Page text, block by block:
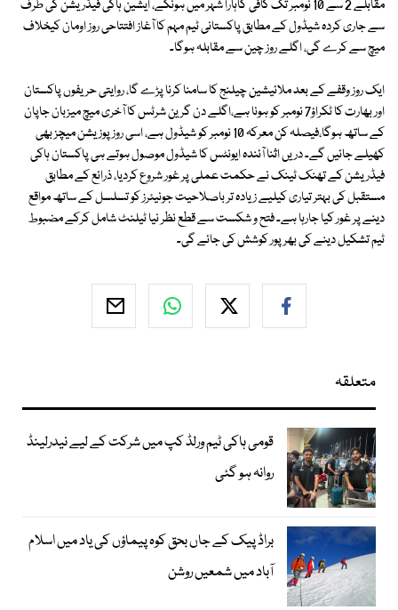
مقابلے 2 سے 10 نومبر تک کافی گاہارا شہر میں ہونگے، ایشین ہاکی فیڈریشن کی طرف
سے جاری کردہ شیڈول کے مطابق پاکستانی ٹیم مہم کا آغاز افتتاحی روز اومان کیخلاف
میچ سے کرے گی، اگلے روز چین سے مقابلہ ہوگا۔
ایک روز وقفے کے بعد ملائیشین چیلنج کا سامنا کرنا پڑے گا، روایتی حریفوں پاکستان
اور بھارت کا ٹکراؤ7 نومبر کو ہونا ہے،اگلے دن گرین شرٹس کا آخری میچ میزبان جاپان
کے ساتھ ہوگا،فیصلہ کن معرکہ 10 نومبر کو شیڈول ہے، اسی روز پوزیشن میچز بھی
کھیلے جائیں گے۔ دریں اثنا آئندہ ایونٹس کا شیڈول موصول ہوتے ہی پاکستان ہاکی
فیڈریشن کے تھنک ٹینک نے حکمت عملی پر غور شروع کردیا، ذرائع کے مطابق
مستقبل کی بہتر تیاری کیلیے زیادہ تر باصلاحیت جونیئرز کو تسلسل کے ساتھ مواقع
دینے پر غور کیا جارہا ہے۔ فتح و شکست سے قطع نظر نیا ٹیلنٹ شامل کرکے مضبوط
ٹیم تشکیل دینے کی بھر پور کوشش کی جائے گی۔
متعلقہ
قومی ہاکی ٹیم ورلڈ کپ میں شرکت کے لیے نیدرلینڈ
روانہ ہو گئی
براڈ پیک کے جاں بحق کوہ پیماؤں کی یاد میں اسلام
آباد میں شمعیں روشن